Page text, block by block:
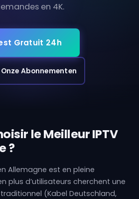
en 4K.
Gratuit 24h
Abonnementen
le Meilleur IPTV
?
Allemagne est en pleine
plus d’utilisateurs cherchent une
(Kabel Deutschland,